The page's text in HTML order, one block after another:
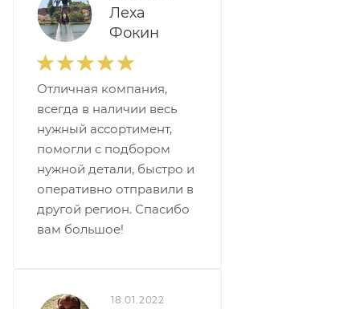
Леха
Фокин
Отличная компания,
всегда в наличии весь
нужный ассортимент,
помогли с подбором
нужной детали, быстро и
оперативно отправили в
другой регион. Спасибо
вам большое!
18.01.2022